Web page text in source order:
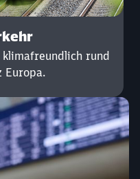
rund
Europa.